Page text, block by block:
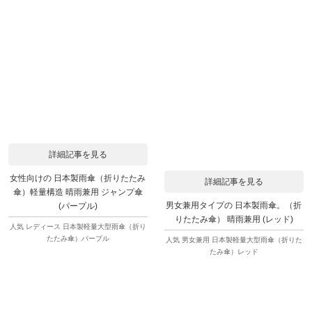
詳細記事を見る
女性向けの 日本製雨傘（折りたたみ
傘）軽量構造 晴雨兼用 ジャンプ傘
(パープル)
人気 レディース 日本製軽量大型雨傘（折り
たたみ傘）パープル
詳細記事を見る
男女兼用タイプの 日本製雨傘。（折
りたたみ傘） 晴雨兼用 (レッド)
人気 男女兼用 日本製軽量大型雨傘（折りた
たみ傘）レッド